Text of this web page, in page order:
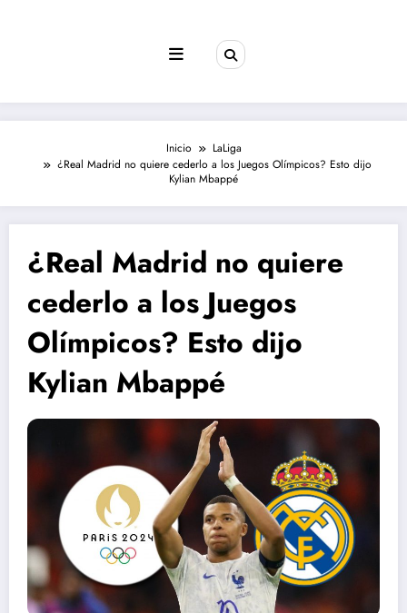
Inicio
LaLiga
¿Real Madrid no quiere cederlo a los Juegos Olímpicos? Esto dijo
Kylian Mbappé
¿Real Madrid no quiere
cederlo a los Juegos
Olímpicos? Esto dijo
Kylian Mbappé